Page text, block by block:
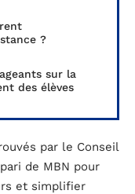
?
sur la
des élèves
par le Conseil
de MBN pour
et simplifier